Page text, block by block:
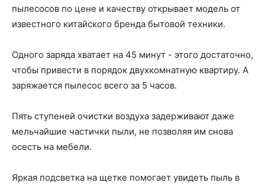
пылесосов по цене и качеству открывает модель от
известного китайского бренда бытовой техники.
Одного заряда хватает на 45 минут - этого достаточно,
чтобы привести в порядок двухкомнатную квартиру. А
заряжается пылесос всего за 5 часов.
Пять ступеней очистки воздуха задерживают даже
мельчайшие частички пыли, не позволяя им снова
осесть на мебели.
Яркая подсветка на щетке помогает увидеть пыль в